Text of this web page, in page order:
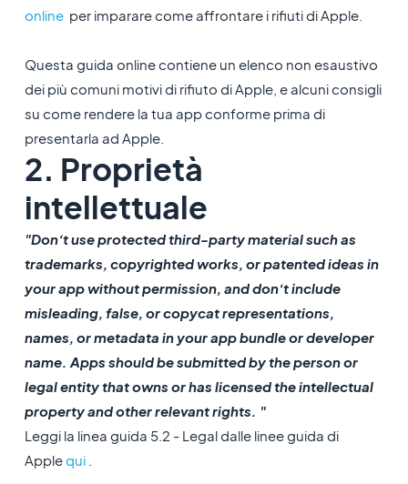
onlineper imparare come affrontare i rifiuti di Apple.
Questa guida online contiene un elenco non esaustivo
dei più comuni motivi di rifiuto di Apple, e alcuni consigli
su come rendere la tua app conforme prima di
presentarla ad Apple.
2. Proprietà
intellettuale
"Don’t use protected third-party material such as
trademarks, copyrighted works, or patented ideas in
your app without permission, and don’t include
misleading, false, or copycat representations,
names, or metadata in your app bundle or developer
name. Apps should be submitted by the person or
legal entity that owns or has licensed the intellectual
property and other relevant rights. "
Leggi la linea guida 5.2 - Legal dalle linee guida di
Applequi.